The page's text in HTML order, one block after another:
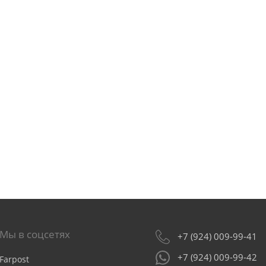
Мы в соцсетях
Farpost
+7 (924) 009-99-41
+7 (924) 009-99-42